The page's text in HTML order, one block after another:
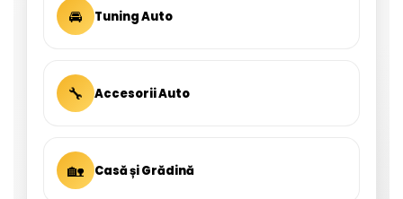
🚘 Tuning Auto
🔧 Accesorii Auto
🏡 Casă și Grădină